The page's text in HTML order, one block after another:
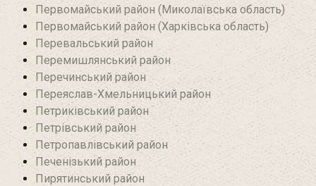
Первомайський район (Миколаївська область)
Первомайський район (Харківська область)
Перевальський район‎
Перемишлянський район
Перечинський район
Переяслав-Хмельницький район
Петриківський район
Петрівський район‎
Петропавлівський район
Печенізький район
Пирятинський район